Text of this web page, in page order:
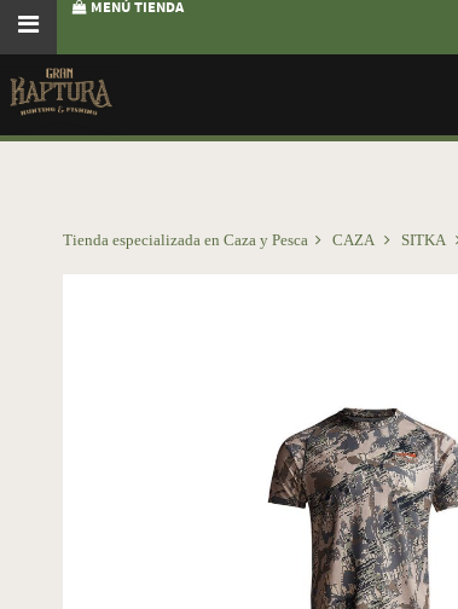
MENÚ TIENDA
Tienda especializada en Caza y Pesca CAZA SITKA